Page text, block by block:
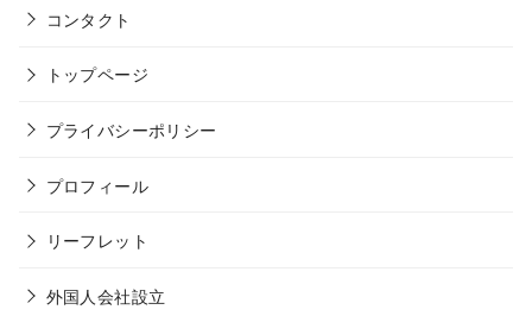
コンタクト
トップページ
プライバシーポリシー
プロフィール
リーフレット
外国人会社設立